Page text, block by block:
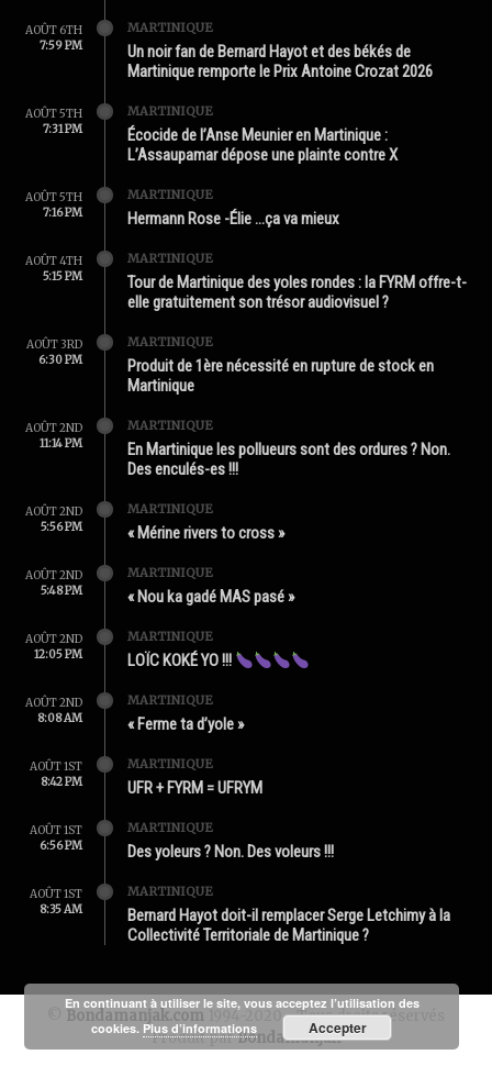
AOÛT 6TH
7:59 PM
MARTINIQUE
Un noir fan de Bernard Hayot et des békés de
Martinique remporte le Prix Antoine Crozat 2026
AOÛT 5TH
7:31 PM
MARTINIQUE
Écocide de l’Anse Meunier en Martinique :
L’Assaupamar dépose une plainte contre X
AOÛT 5TH
7:16 PM
MARTINIQUE
Hermann Rose -Élie …ça va mieux
AOÛT 4TH
5:15 PM
MARTINIQUE
Tour de Martinique des yoles rondes : la FYRM offre-t-
elle gratuitement son trésor audiovisuel ?
AOÛT 3RD
6:30 PM
MARTINIQUE
Produit de 1ère nécessité en rupture de stock en
Martinique
AOÛT 2ND
11:14 PM
MARTINIQUE
En Martinique les pollueurs sont des ordures ? Non.
Des enculés-es !!!
AOÛT 2ND
5:56 PM
MARTINIQUE
« Mérine rivers to cross »
AOÛT 2ND
5:48 PM
MARTINIQUE
« Nou ka gadé MAS pasé »
AOÛT 2ND
12:05 PM
MARTINIQUE
LOÏC KOKÉ YO !!!
AOÛT 2ND
8:08 AM
MARTINIQUE
« Ferme ta d’yole »
AOÛT 1ST
8:42 PM
MARTINIQUE
UFR + FYRM = UFRYM
AOÛT 1ST
6:56 PM
MARTINIQUE
Des yoleurs ? Non. Des voleurs !!!
AOÛT 1ST
8:35 AM
MARTINIQUE
Bernard Hayot doit-il remplacer Serge Letchimy à la
Collectivité Territoriale de Martinique ?
Bondamanjak.com 1994-2020 - Tous droits réservés
Produit parBondamanjak
En continuant à utiliser le site, vous acceptez l’utilisation des
cookies. Plus d’informations Accepter